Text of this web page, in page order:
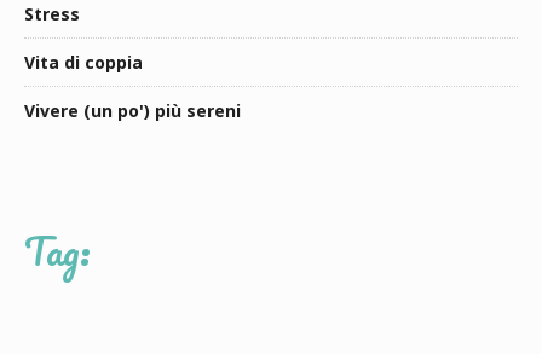
Stress
Vita di coppia
Vivere (un po') più sereni
Tag: